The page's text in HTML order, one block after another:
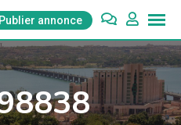
Publier annonce